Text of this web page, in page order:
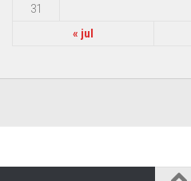
« jul
31